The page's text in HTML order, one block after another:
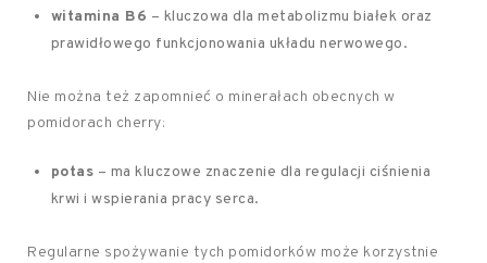
witamina B6 – kluczowa dla metabolizmu białek oraz
prawidłowego funkcjonowania układu nerwowego.
Nie można też zapomnieć o minerałach obecnych w
pomidorach cherry:
potas – ma kluczowe znaczenie dla regulacji ciśnienia
krwi i wspierania pracy serca.
Regularne spożywanie tych pomidorków może korzystnie